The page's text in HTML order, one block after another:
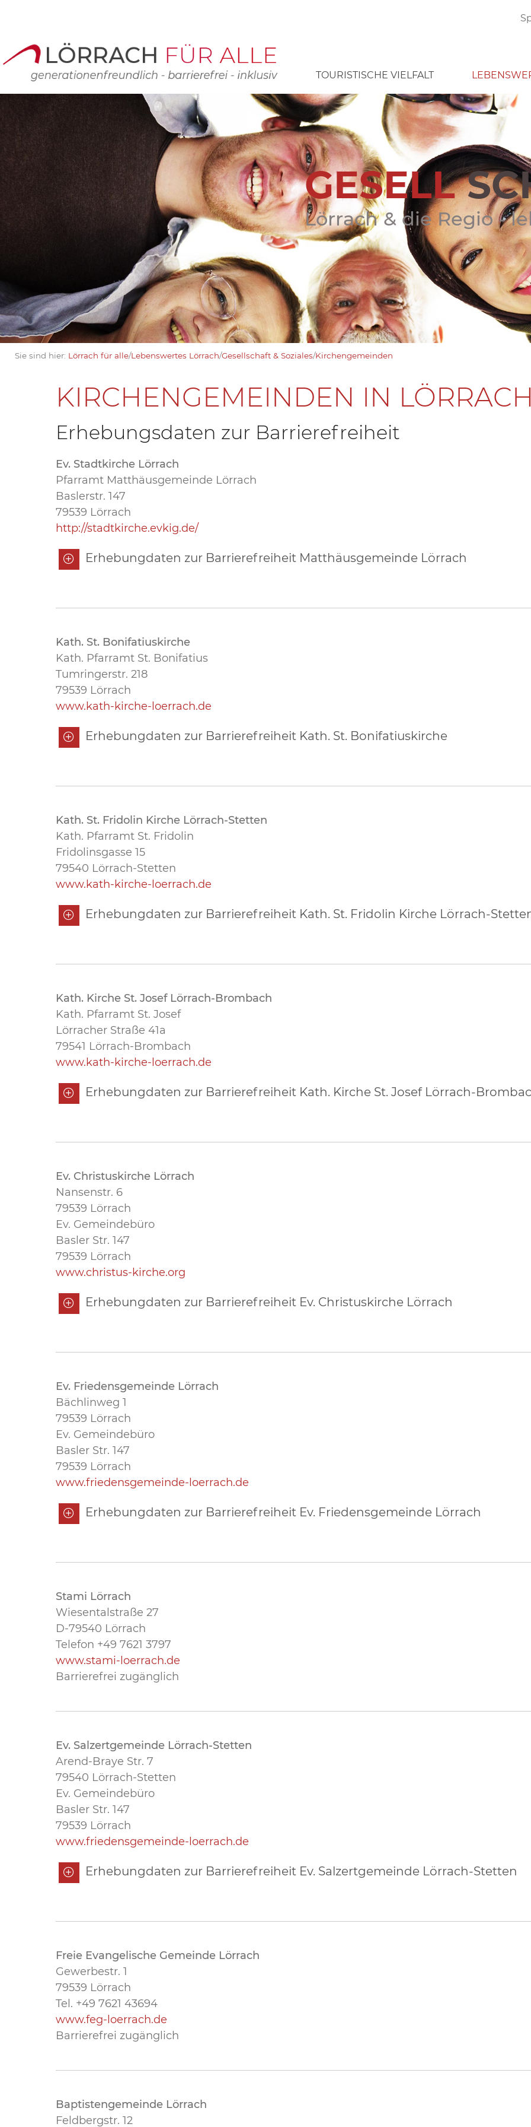
TOURISTISCHE VIELFALT
GESELL
Sie sind hier: Lörrach für alle/Lebenswertes Lörrach/Gesellschaft & Soziales/Kirchengemeinden
KIRCHENGEMEINDEN IN
Erhebungsdaten zur Barrierefreiheit
Ev. Stadtkirche Lörrach
Pfarramt Matthäusgemeinde Lörrach
Baslerstr. 147
79539 Lörrach
http://stadtkirche.evkig.de/
Erhebungdaten zur Barrierefreiheit Matthäusgemeinde Lörrach
Kath. St. Bonifatiuskirche
Kath. Pfarramt St. Bonifatius
Tumringerstr. 218
79539 Lörrach
www.kath-kirche-loerrach.de
Erhebungdaten zur Barrierefreiheit Kath. St. Bonifatiuskirche
Kath. St. Fridolin Kirche Lörrach-Stetten
Kath. Pfarramt St. Fridolin
Fridolinsgasse 15
79540 Lörrach-Stetten
www.kath-kirche-loerrach.de
Erhebungdaten zur Barrierefreiheit Kath. St. Fridolin Kirche Lörrach-
Kath. Kirche St. Josef Lörrach-Brombach
Kath. Pfarramt St. Josef
Lörracher Straße 41a
79541 Lörrach-Brombach
www.kath-kirche-loerrach.de
Erhebungdaten zur Barrierefreiheit Kath. Kirche St. Josef Lörrach-
Ev. Christuskirche Lörrach
Nansenstr. 6
79539 Lörrach
Ev. Gemeindebüro
Basler Str. 147
79539 Lörrach
www.christus-kirche.org
Erhebungdaten zur Barrierefreiheit Ev. Christuskirche Lörrach
Ev. Friedensgemeinde Lörrach
Bächlinweg 1
79539 Lörrach
Ev. Gemeindebüro
Basler Str. 147
79539 Lörrach​​​​​​​
www.friedensgemeinde-loerrach.de
Erhebungdaten zur Barrierefreiheit Ev. Friedensgemeinde Lörrach
Stami Lörrach
Wiesentalstraße 27
D-79540 Lörrach
Telefon +49 7621 3797
www.stami-loerrach.de
Barrierefrei zugänglich
Ev. Salzertgemeinde Lörrach-Stetten
Arend-Braye Str. 7
79540 Lörrach-Stetten
Ev. Gemeindebüro
Basler Str. 147
79539 Lörrach​​​​​​​
www.friedensgemeinde-loerrach.de
Erhebungdaten zur Barrierefreiheit Ev. Salzertgemeinde Lörrach-Stetten
Freie Evangelische Gemeinde Lörrach
Gewerbestr. 1
79539 Lörrach
Tel. +49 7621 43694
www.feg-loerrach.de
Barrierefrei zugänglich
Baptistengemeinde Lörrach
Feldbergstr. 12